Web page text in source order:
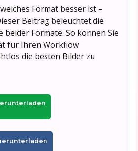
Format besser ist –
Beitrag beleuchtet die
beider Formate. So können Sie
für Ihren Workflow
die besten Bilder zu